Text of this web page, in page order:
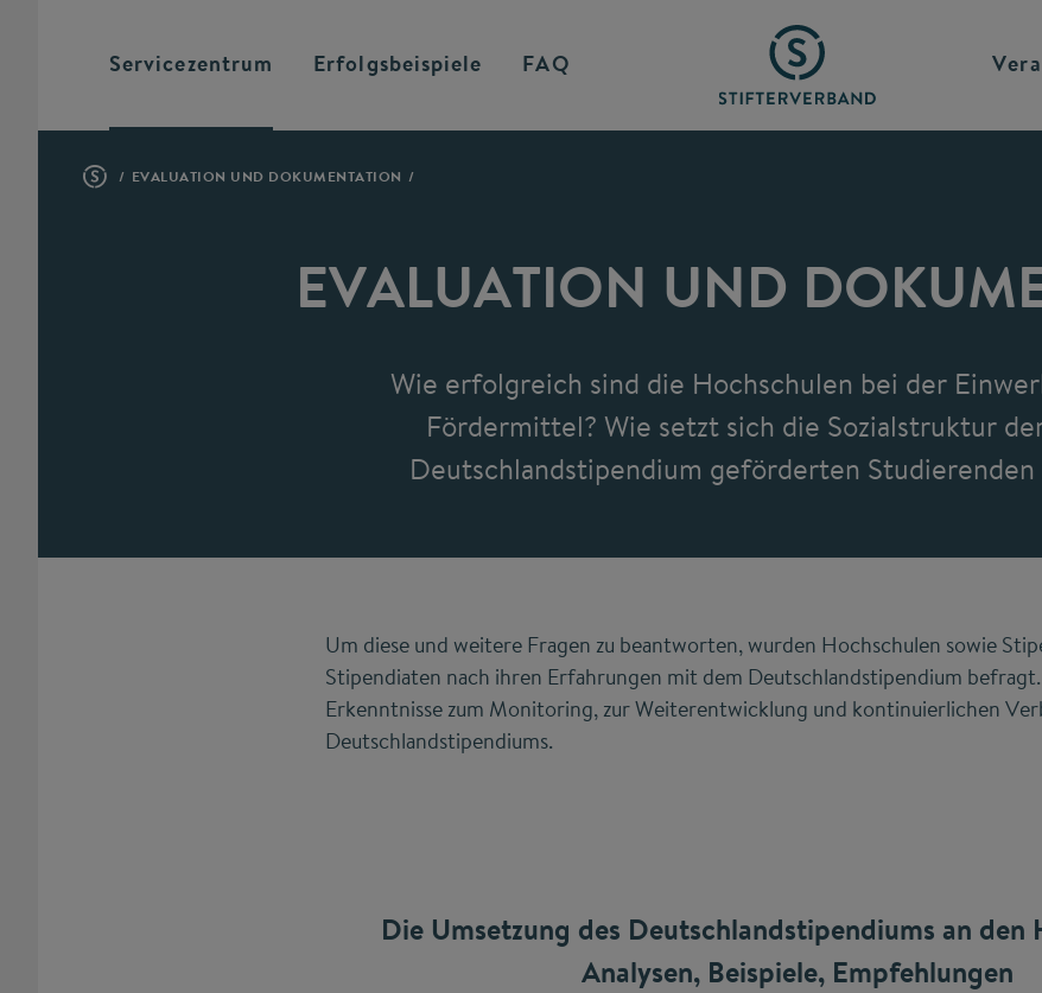
Servicezentrum Erfolgsbeispiele FAQ
EVALUATION UND DOKUMENTATION
EVALUATION UND
Wie erfolgreich sind die Hochschulen bei der
Fördermittel? Wie setzt sich die Sozialstruktur
Deutschlandstipendium geförderten Studierenden
Um diese und weitere Fragen zu beantworten, wurden Hochschulen sowie
Stipendiaten nach ihren Erfahrungen mit dem Deutschlandstipendium
Erkenntnisse zum Monitoring, zur Weiterentwicklung und kontinuierlichen
Deutschlandstipendiums.
Die Umsetzung des Deutschlandstipendiums an den
Analysen, Beispiele, Empfehlungen